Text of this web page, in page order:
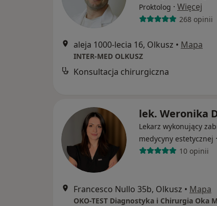
Proktolog · Więcej
268 opinii
aleja 1000-lecia 16, Olkusz • Mapa
INTER-MED OLKUSZ
Konsultacja chirurgiczna
lek. Weronika
Lekarz wykonujący
medycyny estetycznej ·
10 opinii
Francesco Nullo 35b, Olkusz • Mapa